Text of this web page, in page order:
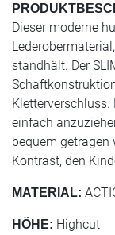
Dieser moderne
standhält. Der
Kletterverschluss.
einfach
bequem getragen
Kontrast, den
MATERIAL:
HÖHE: Highcut